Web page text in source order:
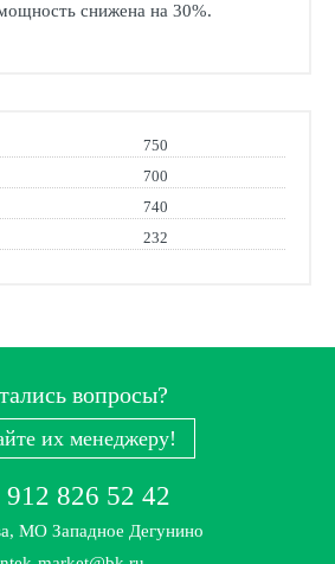
снижена на 30%.
750
700
740
232
вопросы?
их менеджеру!
912 826 52 42
МО Западное Дегунино